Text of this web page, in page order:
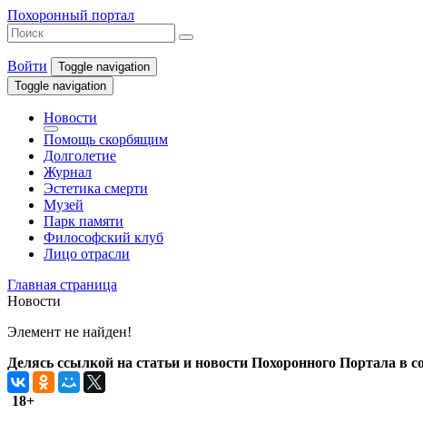
Похоронный портал
Войти
Toggle navigation
Toggle navigation
Новости
Помощь скорбящим
Долголетие
Журнал
Эстетика смерти
Музей
Парк памяти
Философский клуб
Лицо отрасли
Главная страница
Новости
Элемент не найден!
Делясь ссылкой на статьи и новости Похоронного Портала в
18+